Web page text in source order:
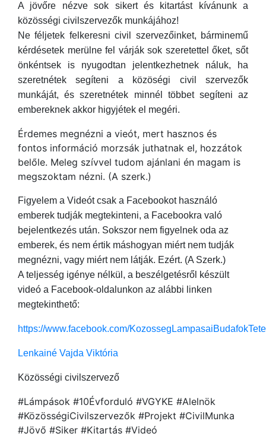
A jövőre nézve sok sikert és kitartást kívánunk a
közösségi civilszervezők munkájához!
Ne féljetek felkeresni civil szervezőinket, bárminemű
kérdésetek merülne fel várják sok szeretettel őket, sőt
önkéntsek is nyugodtan jelentkezhetnek náluk, ha
szeretnétek segíteni a közöségi civil szervezők
munkáját, és szeretnétek minnél többet segíteni az
embereknek akkor higyjétek el megéri.
Érdemes megnézni a vieót, mert hasznos és
fontos információ morzsák juthatnak el, hozzátok
belőle. Meleg szívvel tudom ajánlani én magam is
megszoktam nézni. (A szerk.)
Figyelem a Videót csak a Facebookot használó
emberek tudják megtekinteni, a Facebookra való
bejelentkezés után. Sokszor nem figyelnek oda az
emberek, és nem értik máshogyan miért nem tudják
megnézni, vagy miért nem látják. Ezért. (A Szerk.)
A teljesség igénye nélkül, a beszélgetésről készült
videó a Facebook-oldalunkon az alábbi linken
megtekinthető:
https://www.facebook.com/
Lenkainé Vajda Viktória
Közösségi civilszervező
#Lámpások #10Évforduló #VGYKE #Alelnök
#KözösségiCivilszervezők #Projekt #CivilMunka
#Jövő #Siker #Kitartás #Videó